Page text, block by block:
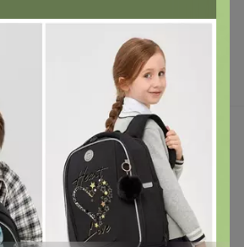
24-ok
для ваших изображений
случайных чисел